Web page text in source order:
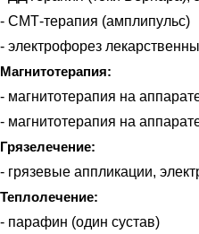
- СМТ-терапия (амплипульс)
- электрофорез
Магнитотерапия:
- магнитотерапия на
- магнитотерапия на
Грязелечение:
- грязевые аппликации,
Теплолечение:
- парафин (один сустав)